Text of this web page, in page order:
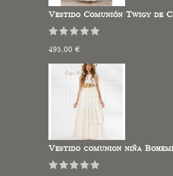
Vestido Comunión Twigy de
495,00 €
Vestido comunion niña